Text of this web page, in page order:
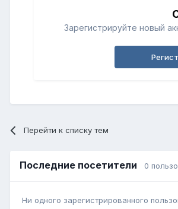
Зарегистрируйте новый
Перейти к списку тем
Последние посетители 0
Ни одного зарегистрированного